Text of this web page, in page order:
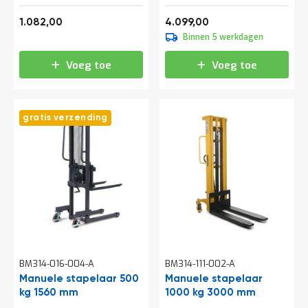
1.082,00
Voeg toe
4.099,00
Binnen 5 werkdagen
Voeg toe
gratis verzending
BM314-016-004-A
Manuele stapelaar 500
kg 1560 mm
BM314-111-002-A
Manuele stapelaar
1000 kg 3000 mm